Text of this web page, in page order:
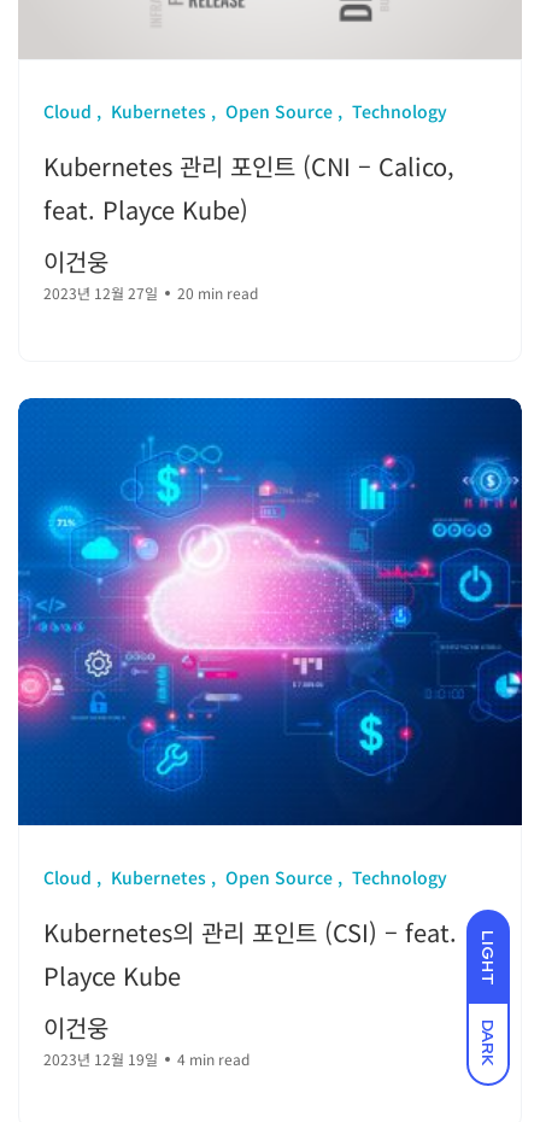
LIGHT
DARK
Cloud Kubernetes Open Source Technology
Kubernetes 관리 포인트 (CNI – Calico,
feat. Playce Kube)
이건웅
2023년 12월 27일 20 min read
Cloud Kubernetes Open Source Technology
Kubernetes의 관리 포인트 (CSI) – feat.
Playce Kube
이건웅
2023년 12월 19일 4 min read